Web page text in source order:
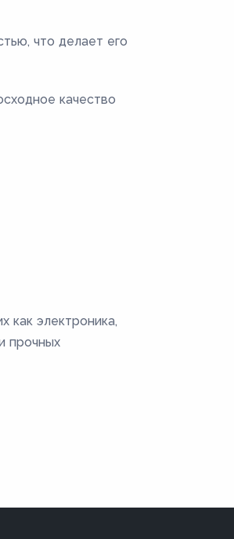
что делает его
качество
как электроника,
прочных